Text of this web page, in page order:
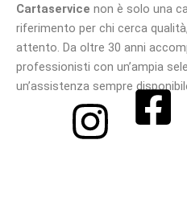
Cartaservice non è solo una
riferimento per chi cerca
attento. Da oltre 30 anni
professionisti con un’ampia
un’assistenza sempre